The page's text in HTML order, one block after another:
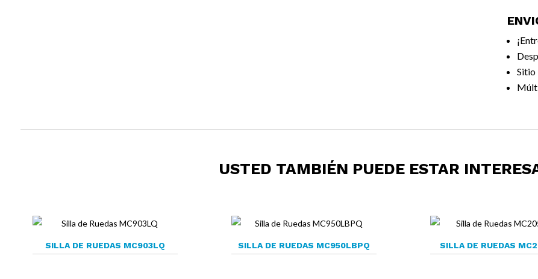
Sitio
USTED TAMBIÉN PUEDE ESTAR
SILLA DE RUEDAS MC903LQ SILLA DE RUEDAS MC950LBPQ SILLA DE RUEDAS